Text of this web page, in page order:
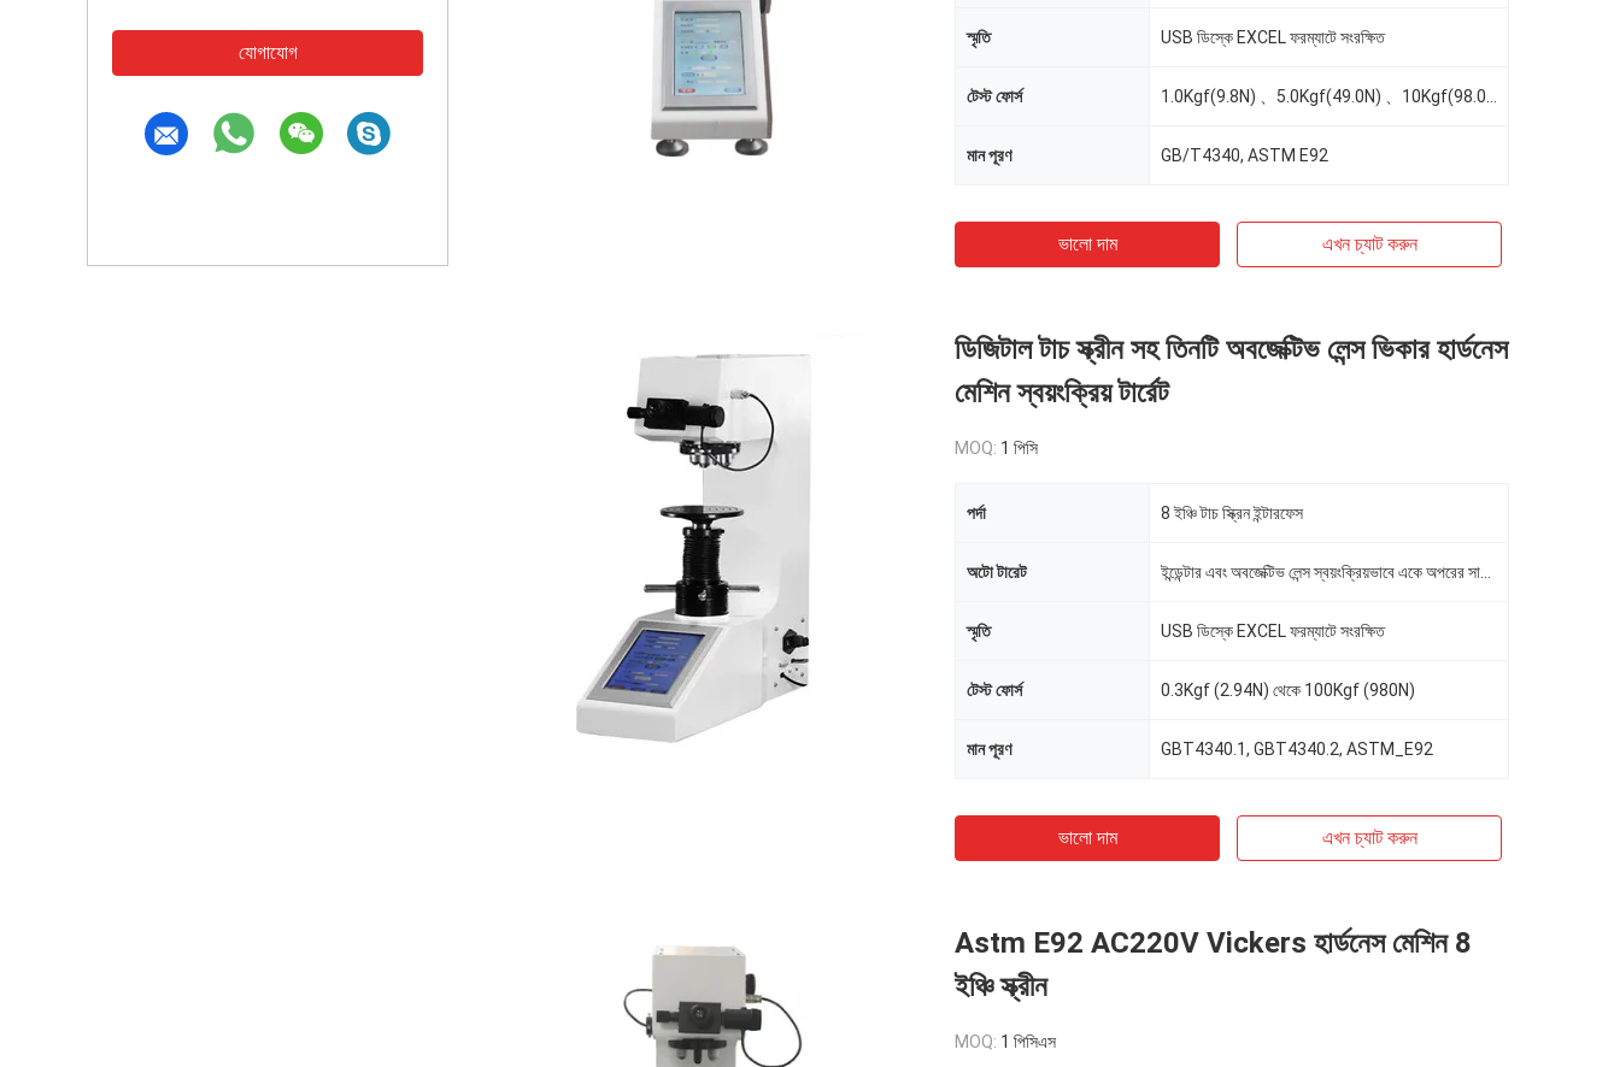
যোগাযোগ
স্মৃতি USB ডিস্কে EXCEL ফরম্যাটে সংরক্ষিত
টেস্ট ফোর্স
মান পূরণ GB/T4340, ASTM E92
ভালো দাম এখন চ্যাট করুন
ডিজিটাল টাচ স্ক্রীন সহ তিনটি অবজেক্টিভ লেন্স ভিকার হার্ডনেস
মেশিন স্বয়ংক্রিয় টার্রেট
MOQ: 1 পিসি
পর্দা 8 ইঞ্চি টাচ স্ক্রিন ইন্টারফেস
অটো টারেট
স্মৃতি USB ডিস্কে EXCEL ফরম্যাটে সংরক্ষিত
টেস্ট ফোর্স 0.3Kgf (2.94N) থেকে 100Kgf (980N)
মান পূরণ GBT4340.1, GBT4340.2, ASTM_E92
ভালো দাম এখন চ্যাট করুন
Astm E92 AC220V Vickers হার্ডনেস মেশিন 8
ইঞ্চি স্ক্রীন
MOQ: 1 পিসিএস